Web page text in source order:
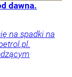
dawna.
na spadki na